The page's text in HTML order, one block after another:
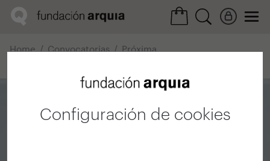
Configuración de cookies
Home Convocatorias
Próxima